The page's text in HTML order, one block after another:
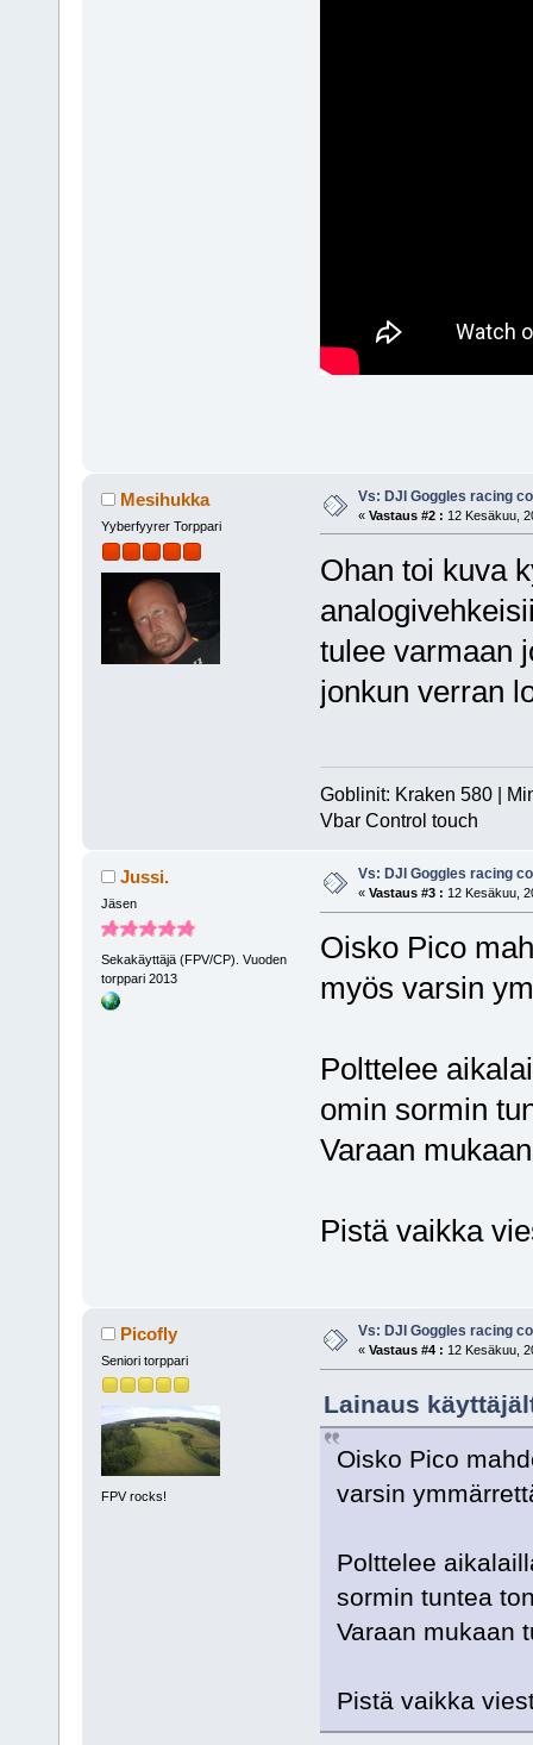
Mesihukka
Yyberfyyrer Torppari
Vs: DJI Goggles racing
« Vastaus #2 : 12 Kesäkuu,
Ohan toi kuva
tulee varmaan
jonkun verran
Goblinit: Kraken 580 |
Vbar Control touch
Jussi.
Jäsen
Sekakäyttäjä (FPV/CP). Vuoden
torppari 2013
Vs: DJI Goggles racing
« Vastaus #3 : 12 Kesäkuu,
Oisko Pico
myös varsin
Polttelee
omin sormin
Varaan
Pistä vaikka
Picofly
Seniori torppari
FPV rocks!
Vs: DJI Goggles racing
« Vastaus #4 : 12 Kesäkuu,
Lainaus
Oisko Pico
varsin
Polttelee
sormin tuntea
Varaan mukaan
Pistä vaikka